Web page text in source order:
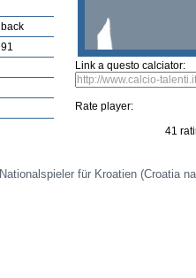
Link a questo calciator:
Rate player:
41
für Kroatien (Croatia